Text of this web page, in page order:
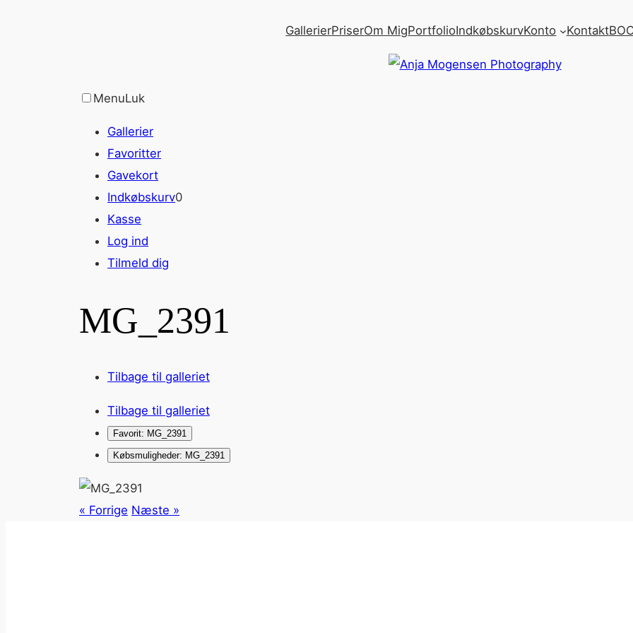
GallerierPriserOm MigPortfolioIndkøbskurvKonto Kontakt
MenuLuk
Gallerier
Favoritter
Gavekort
Indkøbskurv0
Kasse
Log ind
Tilmeld dig
MG_2391
Tilbage til galleriet
Tilbage til galleriet
Favorit: MG_2391
Købsmuligheder: MG_2391
« Forrige Næste »